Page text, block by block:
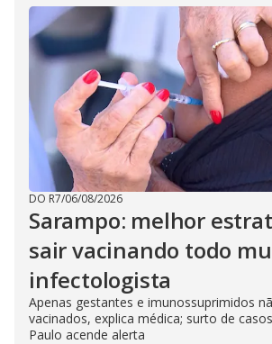
DO R7/06/08/2026
Sarampo: melhor
sair vacinando todo
infectologista
Apenas gestantes e imunossuprimidos
vacinados, explica médica; surto de
Paulo acende alerta